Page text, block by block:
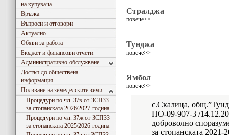
на купувача
Връзка
Въпроси и отговори
Актуално
Обяви за работа
Бюджет и финансови отчети
Административно обслужване
Достъп до обществена
информация
Ползване на земеделските земи
Процедури по чл. 37в от ЗСПЗЗ
за стопанската 2026/2027 година
Процедури по чл. 37ж от ЗСПЗЗ
за стопанската 2025/2026 година
Стралджа
повече>>
Тунджа
повече>>
Ямбол
повече>>
с.Скалица,
ПО-09-907-3 /
доброволно
за стопанската 2021-